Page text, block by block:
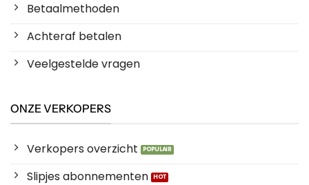
Betaalmethoden
Achteraf betalen
Veelgestelde vragen
ONZE VERKOPERS
Verkopers overzicht
Slipjes abonnementen